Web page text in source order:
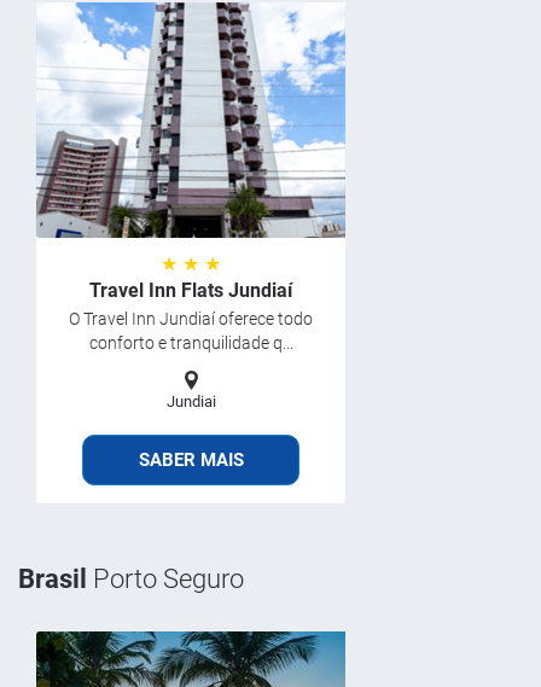
★ ★ ★
Travel Inn Flats Jundiaí
O Travel Inn Jundiaí oferece todo
conforto e tranquilidade q...
Jundiai
SABER MAIS
Brasil Porto Seguro